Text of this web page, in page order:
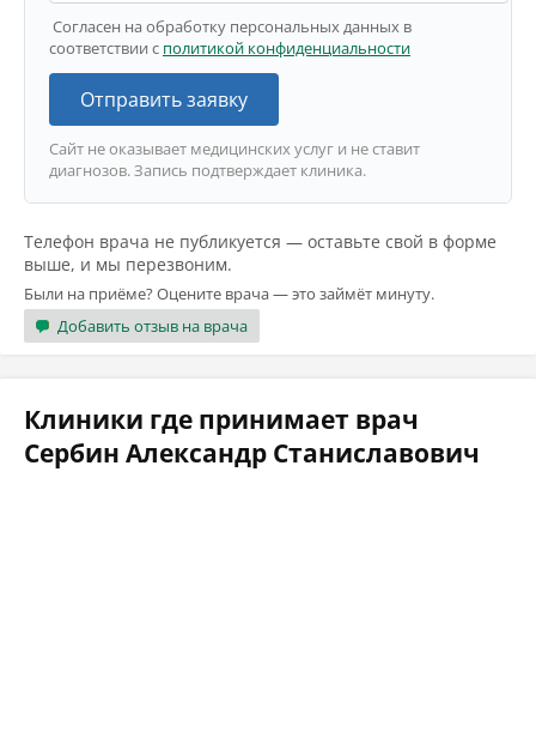
Согласен на обработку персональных данных в
соответствии с политикой конфиденциальности
Отправить заявку
Сайт не оказывает медицинских услуг и не ставит
диагнозов. Запись подтверждает клиника.
Телефон врача не публикуется — оставьте свой в форме
выше, и мы перезвоним.
Были на приёме? Оцените врача — это займёт минуту.
Добавить отзыв на врача
Клиники где принимает врач
Сербин Александр Станиславович